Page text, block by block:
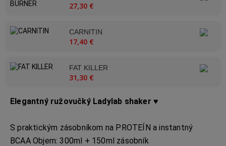
Elegantný ružovučký Ladylab shaker ♥
S praktickým zásobníkom na PROTEÍN a instantný
BCAA Objem: 300ml + 150ml zásobník
27,30 €
CARNITIN
17,40 €
FAT KILLER
31,30 €